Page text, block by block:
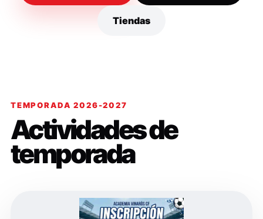
Tiendas
TEMPORADA 2026-2027
Actividades de
temporada